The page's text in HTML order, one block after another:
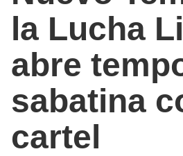
la Lucha
abre
sabatina
cartel